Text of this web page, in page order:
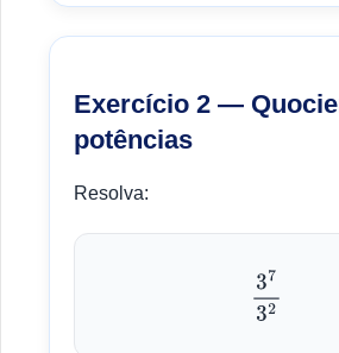
Exercício 2 —
potências
Resolva:
73